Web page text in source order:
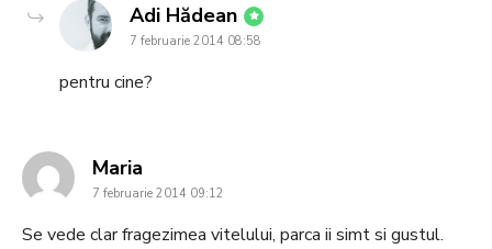
Adi Hădean says:
7 februarie 2014 08:58
pentru cine?
Maria
7 februarie 2014 09:12
Se vede clar fragezimea vitelului, parca ii simt si gustul.